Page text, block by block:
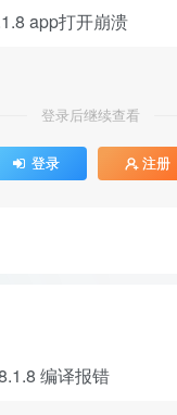
app打开崩溃
登录后继续查看
登录 注册
编译报错